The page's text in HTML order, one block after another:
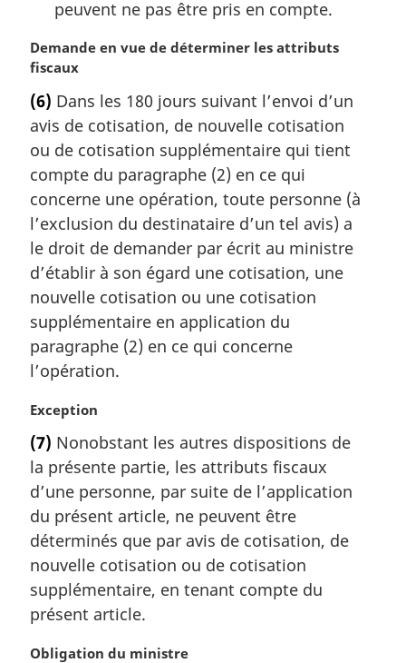
peuvent ne pas être pris en compte.
N
o
e
m
a
r
i
n
a
l
:
Demande en vue de déterminer les attributs
fiscaux
(6) Dans les 180 jours suivant l’envoi d’un
avis de cotisation, de nouvelle cotisation
ou de cotisation supplémentaire qui tient
compte du paragraphe (2) en ce qui
concerne une opération, toute personne (à
l’exclusion du destinataire d’un tel avis) a
le droit de demander par écrit au ministre
d’établir à son égard une cotisation, une
nouvelle cotisation ou une cotisation
supplémentaire en application du
paragraphe (2) en ce qui concerne
l’opération.
N
t
e
m
a
g
i
n
a
l
e
Exception
(7) Nonobstant les autres dispositions de
la présente partie, les attributs fiscaux
d’une personne, par suite de l’application
du présent article, ne peuvent être
déterminés que par avis de cotisation, de
nouvelle cotisation ou de cotisation
supplémentaire, en tenant compte du
présent article.
N
Obligation du ministre